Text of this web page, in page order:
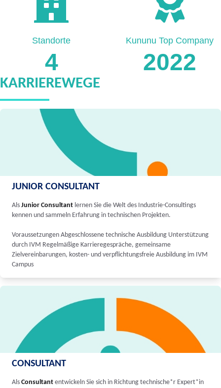
4
Standorte
2022
Kununu Top Company
KARRIEREWEGE
JUNIOR CONSULTANT
Als Junior Consultant lernen Sie die Welt des Industrie-Consultings
kennen und sammeln Erfahrung in technischen Projekten.
Voraussetzungen Abgeschlossene technische Ausbildung Unterstützung
durch IVM Regelmäßige Karrieregespräche, gemeinsame
Zielvereinbarungen, kosten- und verpflichtungsfreie Ausbildung im IVM
Campus
CONSULTANT
Als Consultant entwickeln Sie sich in Richtung technische*r Expert*in